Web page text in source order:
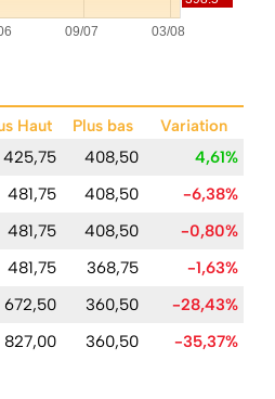
Haut Plus bas
Variation
425,75 408,50
4,61%
481,75 408,50
-6,38%
481,75 408,50
-0,80%
481,75 368,75
-1,63%
672,50 360,50
-28,43%
827,00 360,50 -35,37%